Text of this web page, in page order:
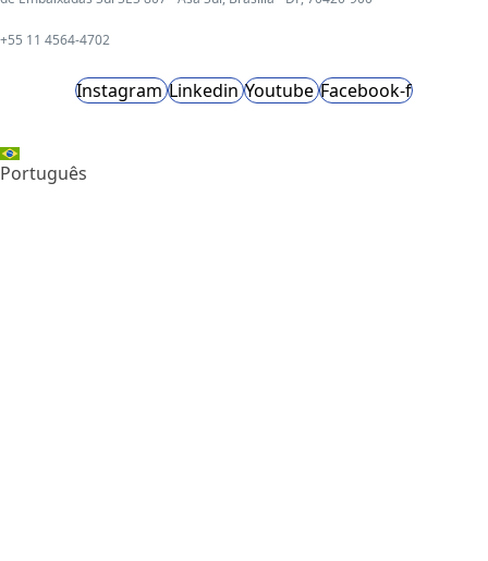
+55 11 4564-4702
Instagram Linkedin Youtube Facebook-f
Português